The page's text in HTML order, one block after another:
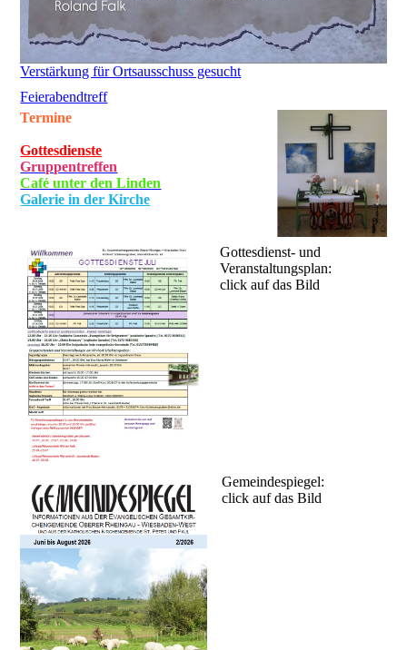
Verstärkung für Ortsausschuss gesucht
Feierabendtreff
Termine
Gottesdienste
Gruppentreffen
Café unter den Linden
Galerie in der Kirche
Gottesdienst- und
Veranstaltungsplan:
click auf das Bild
Gemeindespiegel:
click auf das Bild